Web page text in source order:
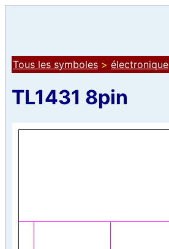
Tous les symboles > électronique
TL1431 8pin